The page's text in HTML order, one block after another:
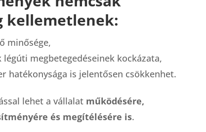
kellemetlenek:
minősége,
megbetegedéseinek kockázata,
hatékonysága is jelentősen csökkenhet.
lehet a vállalat működésére,
és megítélésére is.